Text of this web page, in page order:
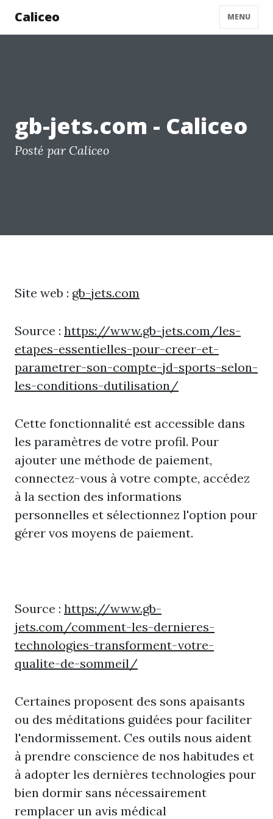
Caliceo MENU
gb-jets.com - Caliceo
Posté par Caliceo
Site web : gb-jets.com
Source : https://www.gb-jets.com/les-
etapes-essentielles-pour-creer-et-
parametrer-son-compte-jd-sports-selon-
les-conditions-dutilisation/
Cette fonctionnalité est accessible dans
les paramètres de votre profil. Pour
ajouter une méthode de paiement,
connectez-vous à votre compte, accédez
à la section des informations
personnelles et sélectionnez l'option pour
gérer vos moyens de paiement.
Source : https://www.gb-
jets.com/comment-les-dernieres-
technologies-transforment-votre-
qualite-de-sommeil/
Certaines proposent des sons apaisants
ou des méditations guidées pour faciliter
l'endormissement. Ces outils nous aident
à prendre conscience de nos habitudes et
à adopter les dernières technologies pour
bien dormir sans nécessairement
remplacer un avis médical